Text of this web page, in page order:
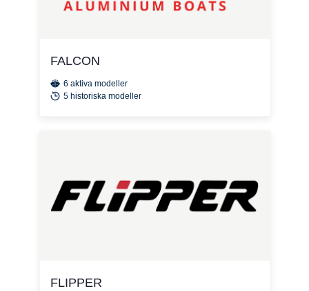
FALCON
6 aktiva modeller
5 historiska modeller
FLIPPER